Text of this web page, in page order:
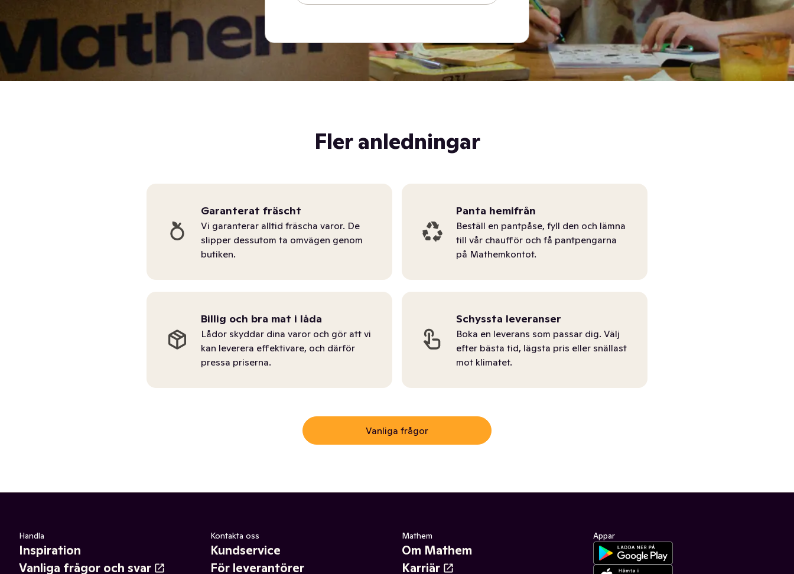
Fler anledningar
Garanterat fräscht
Vi garanterar alltid fräscha varor. De
slipper dessutom ta omvägen genom
butiken.
Panta hemifrån
Beställ en pantpåse, fyll den och lämna
till vår chaufför och få pantpengarna
på Mathemkontot.
Billig och bra mat i låda
Lådor skyddar dina varor och gör att vi
kan leverera effektivare, och därför
pressa priserna.
Schyssta leveranser
Boka en leverans som passar dig. Välj
efter bästa tid, lägsta pris eller snällast
mot klimatet.
Vanliga frågor
Handla
Inspiration
Vanliga frågor och svar
Kontakta oss
Kundservice
För leverantörer
Mathem
Om Mathem
Karriär
Appar